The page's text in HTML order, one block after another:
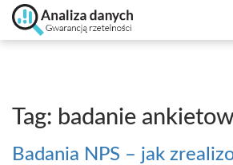
Tag: badanie
Badania NPS – jak